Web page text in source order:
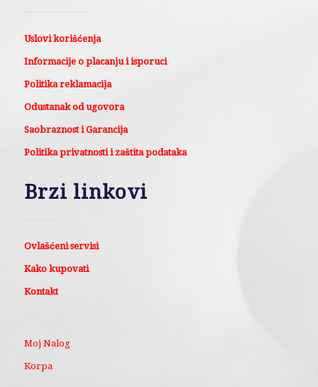
Uslovi korišćenja
Informacije o placanju i isporuci
Politika reklamacija
Odustanak od ugovora
Saobraznost i Garancija
Politika privatnosti i zaštita podataka
Brzi linkovi
Ovlašćeni servisi
Kako kupovati
Kontakt
Moj Nalog
Korpa